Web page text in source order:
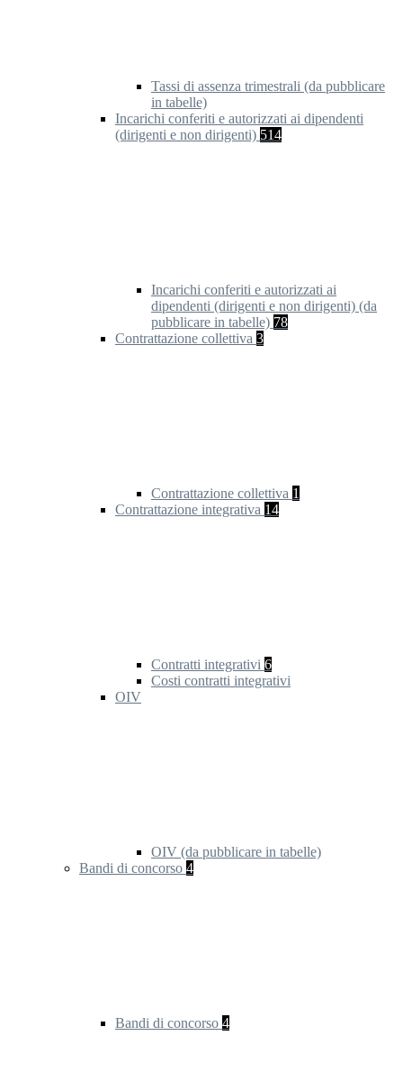
Tassi di assenza trimestrali (da pubblicare
in tabelle)
Incarichi conferiti e autorizzati ai dipendenti
(dirigenti e non dirigenti) 514
Incarichi conferiti e autorizzati ai
dipendenti (dirigenti e non dirigenti) (da
pubblicare in tabelle) 78
Contrattazione collettiva 3
Contrattazione collettiva 1
Contrattazione integrativa 14
Contratti integrativi 6
Costi contratti integrativi
OIV
OIV (da pubblicare in tabelle)
Bandi di concorso 4
Bandi di concorso 4